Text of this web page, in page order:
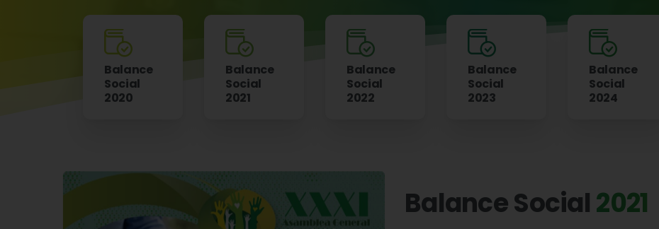
Balance
Social
2020
Balance
Social
2021
Balance
Social
2022
Balance
Social
2023
Balance
Social
2024
Balance Social2021